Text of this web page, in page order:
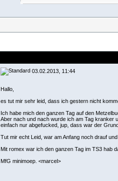
03.02.2013, 11:44
Hallo,
es tut mir sehr leid, dass ich gestern nicht
Ich habe mich den ganzen Tag auf den
Aber nach und nach wurde ich am Tag kranker
einfach nur abgefucked, jup, dass war der
Tut mir echt Leid, war am Anfang noch drauf
Mit romex war ich den ganzen Tag im TS3 hab
MfG minimoep. <marcel>